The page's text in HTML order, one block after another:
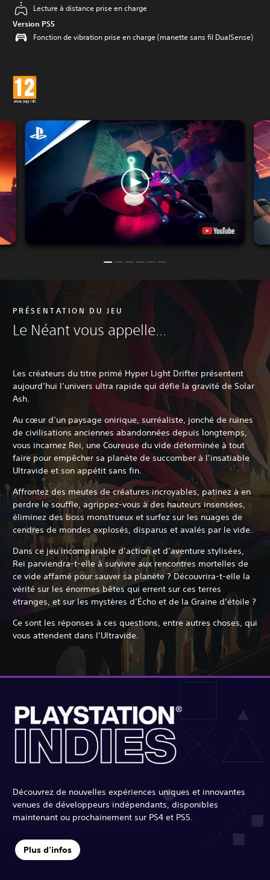
Lecture à distance prise en charge
Version PS5
Fonction de vibration prise en charge (manette sans fil DualSense)
PRÉSENTATION DU JEU
Le Néant vous appelle...
Les créateurs du titre primé Hyper Light Drifter présentent
aujourd’hui l’univers ultra rapide qui défie la gravité de Solar
Ash.
Au cœur d’un paysage onirique, surréaliste, jonché de ruines
de civilisations anciennes abandonnées depuis longtemps,
vous incarnez Rei, une Coureuse du vide déterminée à tout
faire pour empêcher sa planète de succomber à l’insatiable
Ultravide et son appétit sans fin.
Affrontez des meutes de créatures incroyables, patinez à en
perdre le souffle, agrippez-vous à des hauteurs insensées,
éliminez des boss monstrueux et surfez sur les nuages de
cendres de mondes explosés, disparus et avalés par le vide.
Dans ce jeu incomparable d’action et d’aventure stylisées,
Rei parviendra-t-elle à survivre aux rencontres mortelles de
ce vide affamé pour sauver sa planète ? Découvrira-t-elle la
vérité sur les énormes bêtes qui errent sur ces terres
étranges, et sur les mystères d’Écho et de la Graine d’étoile ?
Ce sont les réponses à ces questions, entre autres choses, qui
vous attendent dans l’Ultravide.
Découvrez de nouvelles expériences uniques et innovantes
venues de développeurs indépendants, disponibles
maintenant ou prochainement sur PS4 et PS5.
Plus d'infos